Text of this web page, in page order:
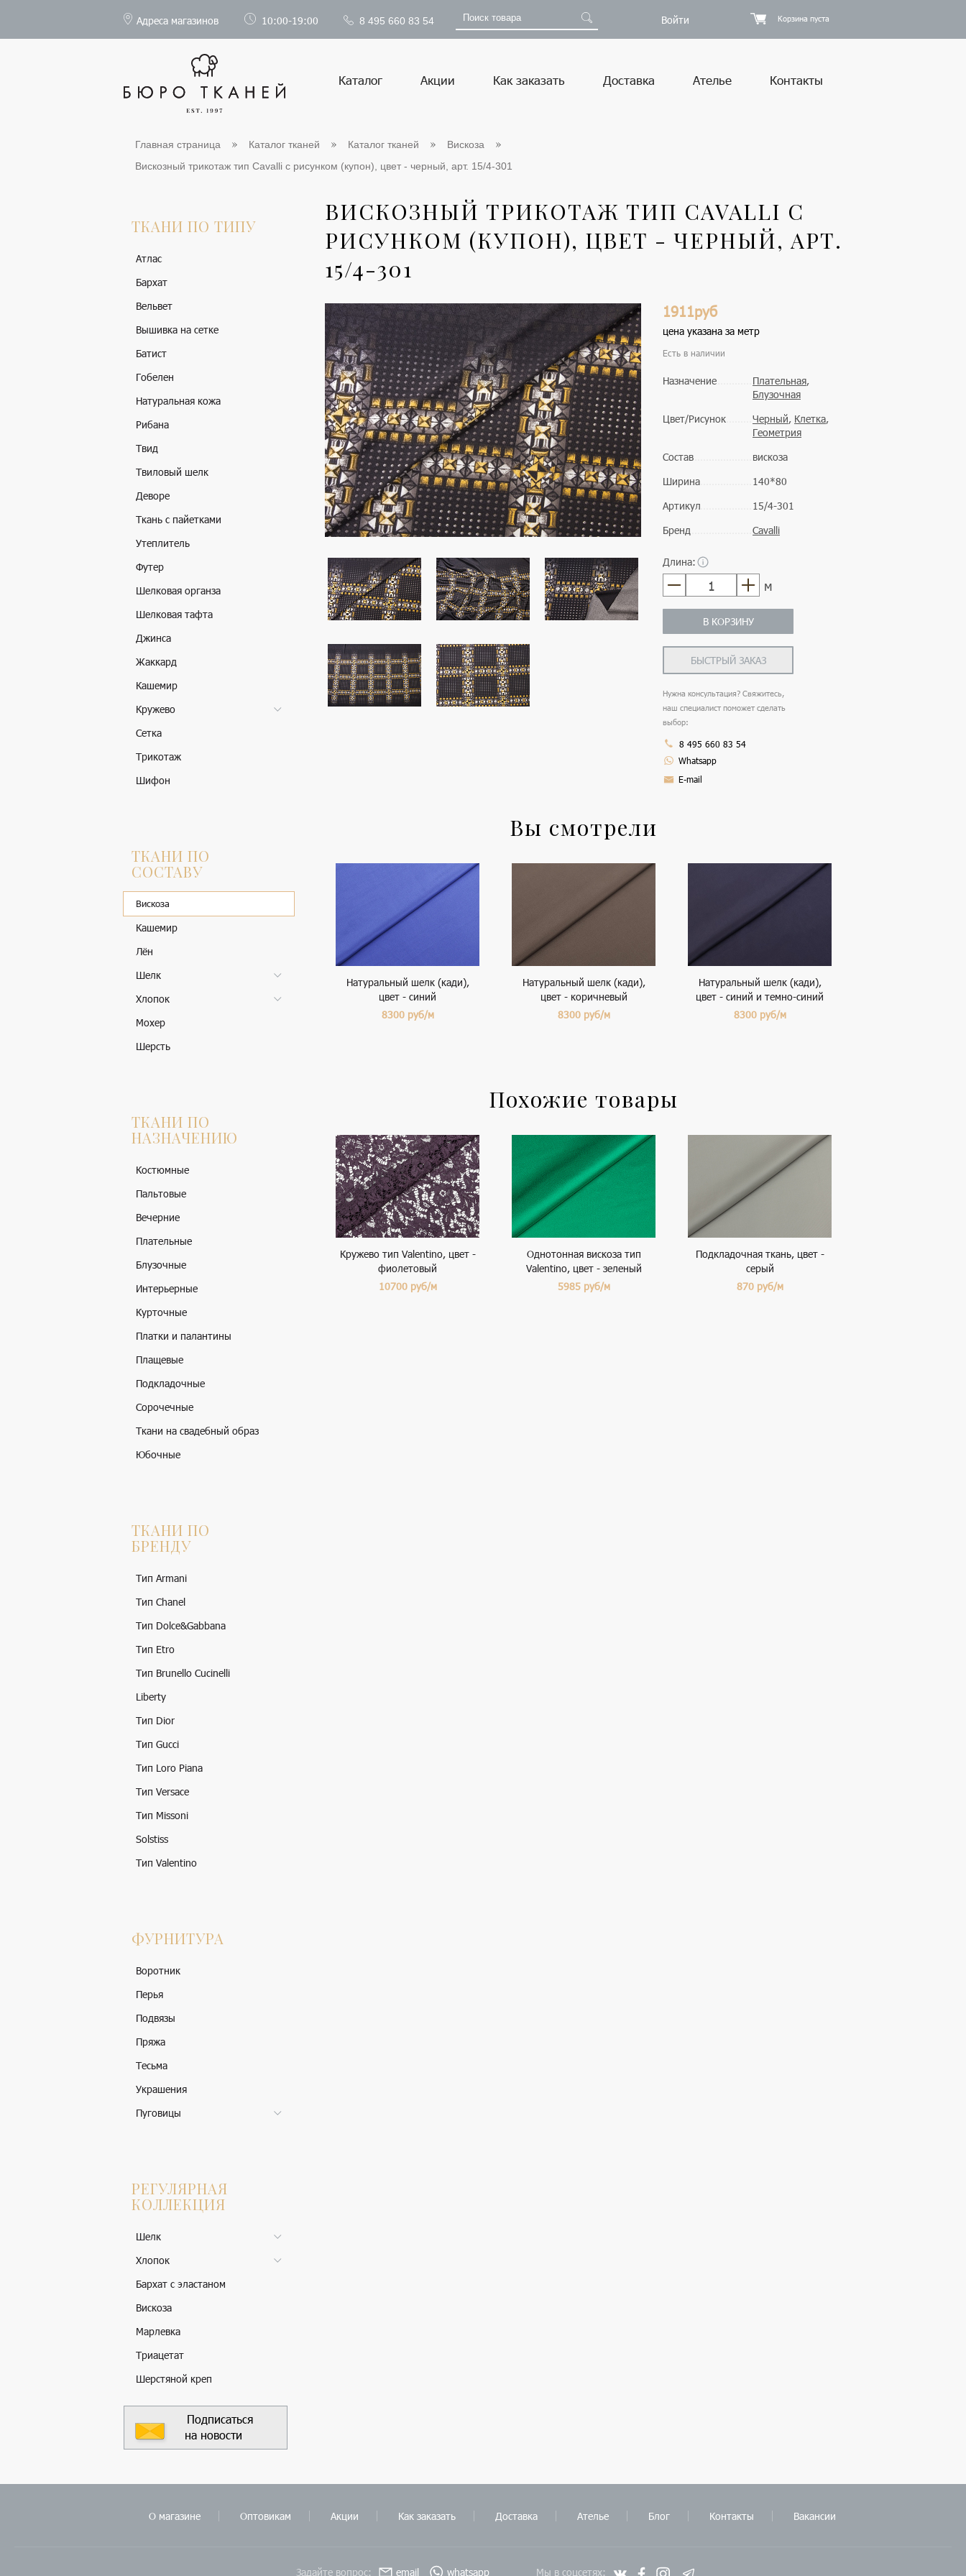
Адреса магазинов 10:00-19:00 8 495 660 83 54 Войти Корзина пуста
Каталог Акции Как заказать Доставка Ателье Контакты
Главная страница Каталог тканей Каталог тканей
Вискоза
Вискозный трикотаж тип Cavalli с рисунком (купон), цвет - черный, арт. 15/4-301
ТКАНИ ПО ТИПУ
Атлас
Бархат
Вельвет
Вышивка на сетке
Батист
Гобелен
Натуральная кожа
Рибана
Твид
Твиловый шелк
Деворе
Ткань с пайетками
Утеплитель
Футер
Шелковая органза
Шелковая тафта
Джинса
Жаккард
Кашемир
Кружево
Сетка
Трикотаж
Шифон
ТКАНИ ПО
СОСТАВУ
Вискоза
Кашемир
Лён
Шелк
Хлопок
Мохер
Шерсть
ТКАНИ ПО
НАЗНАЧЕНИЮ
Костюмные
Пальтовые
Вечерние
Плательные
Блузочные
Интерьерные
Курточные
Платки и палантины
Плащевые
Подкладочные
Сорочечные
Ткани на свадебный образ
Юбочные
ТКАНИ ПО
БРЕНДУ
Тип Armani
Тип Chanel
Тип Dolce&Gabbana
Тип Etro
Тип Brunello Cucinelli
Liberty
Тип Dior
Тип Gucci
Тип Loro Piana
Тип Versace
Тип Missoni
Solstiss
Тип Valentino
ФУРНИТУРА
Воротник
Перья
Подвязы
Пряжа
Тесьма
Украшения
Пуговицы
РЕГУЛЯРНАЯ
КОЛЛЕКЦИЯ
Шелк
Хлопок
Бархат с эластаном
Вискоза
Марлевка
Триацетат
Шерстяной креп
Подписаться
на новости
ВИСКОЗНЫЙ ТРИКОТАЖ ТИП CAVALLI С
РИСУНКОМ (КУПОН), ЦВЕТ - ЧЕРНЫЙ, АРТ.
15/4-301
1911руб
цена указана за метр
Есть в наличии
Назначение Плательная,
Блузочная
Цвет/Рисунок
Черный, Клетка,
Геометрия
Состав
вискоза
Ширина
140*80
Артикул
15/4-301
Бренд
Cavalli
Длина:
м
В КОРЗИНУ
БЫСТРЫЙ ЗАКАЗ
Нужна консультация? Свяжитесь,
наш специалист поможет сделать
выбор:
8 495 660 83 54
Whatsapp
E-mail
Вы смотрели
Натуральный шелк (кади),
цвет - синий
8300 руб/м
Натуральный шелк (кади),
цвет - коричневый
8300 руб/м
Натуральный шелк (кади),
цвет - синий и темно-синий
8300 руб/м
Похожие товары
Кружево тип Valentino, цвет -
фиолетовый
10700 руб/м
Однотонная вискоза тип
Valentino, цвет - зеленый
5985 руб/м
Подкладочная ткань, цвет -
серый
870 руб/м
О магазине Оптовикам Акции Как заказать Доставка Ателье Блог Контакты Вакансии
Задайте вопрос: email whatsapp Мы в соцсетях: